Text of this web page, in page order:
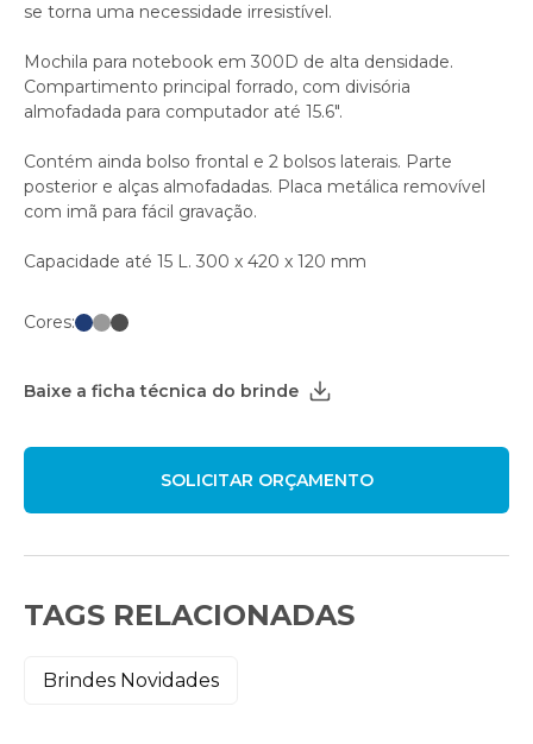
se torna uma necessidade irresistível.
Mochila para notebook em 300D de alta densidade.
Compartimento principal forrado, com divisória
almofadada para computador até 15.6".
Contém ainda bolso frontal e 2 bolsos laterais. Parte
posterior e alças almofadadas. Placa metálica removível
com imã para fácil gravação.
Capacidade até 15 L. 300 x 420 x 120 mm
Cores:
Baixe a ficha técnica do brinde
TAGS RELACIONADAS
Brindes Novidades